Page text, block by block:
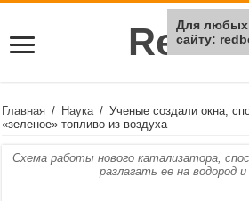
Rei
Главная / Наука / Ученые создали окна,
«зеленое» топливо из воздуха
Схема работы нового катализатора,
разлагать ее на водород и
Для любых
сайту: